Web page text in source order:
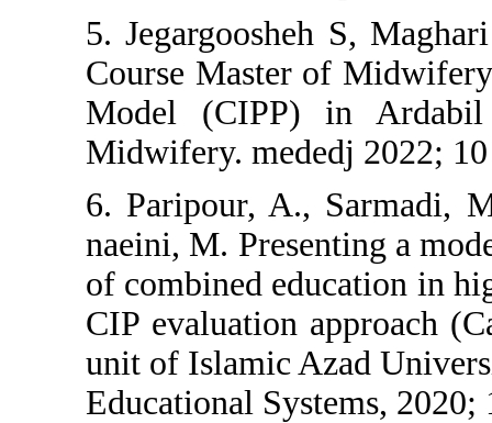
5.
Course
Model
Midwifery.
6. Paripour,
naeini, M.
of combined
CIP
unit of Islamic
Educational